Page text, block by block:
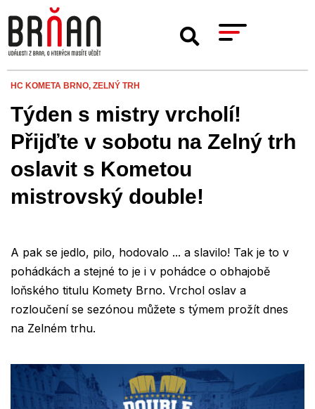
HC KOMETA BRNO, ZELNÝ TRH
Týden s mistry vrcholí!
Přijďte v sobotu na Zelný trh
oslavit s Kometou
mistrovský double!
A pak se jedlo, pilo, hodovalo ... a slavilo! Tak je to v
pohádkách a stejné to je i v pohádce o obhajobě
loňského titulu Komety Brno. Vrchol oslav a
rozloučení se sezónou můžete s týmem prožít dnes
na Zelném trhu.